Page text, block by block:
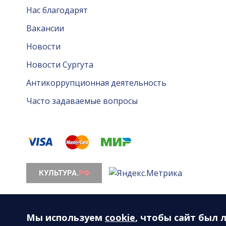
Нас благодарят
Вакансии
Новости
Новости Сургута
Антикоррупционная деятельность
Часто задаваемые вопросы
628408, ХМАО-Югра, Тюменская область, г.
Мы используем cookie, чтобы сайт был